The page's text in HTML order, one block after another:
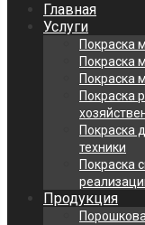
Главная
Услуги
Покраска
Покраска
Покраска
Покраска
Покраска
техники
Покраска
Продукция